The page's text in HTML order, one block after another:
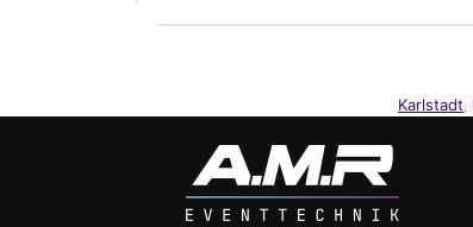
Karlstadt